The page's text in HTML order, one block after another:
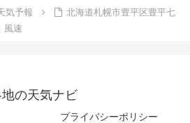
気予報
北海道札幌市豊平区豊平七
風速
の天気ナビ
プライバシーポリシー